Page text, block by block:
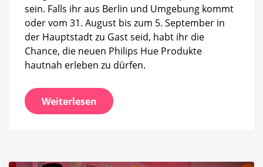
sein. Falls ihr aus Berlin und Umgebung kommt
oder vom 31. August bis zum 5. September in
der Hauptstadt zu Gast seid, habt ihr die
Chance, die neuen Philips Hue Produkte
hautnah erleben zu dürfen.
Weiterlesen